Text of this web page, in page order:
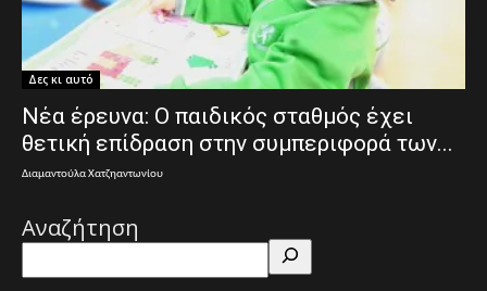
Δες κι αυτό
Νέα έρευνα: Ο παιδικός σταθμός έχει
θετική επίδραση στην συμπεριφορά των...
Διαμαντούλα Χατζηαντωνίου
Αναζήτηση